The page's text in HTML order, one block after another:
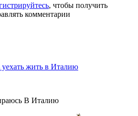
, чтобы получить
комментарии
уехать жить в Италию
В Италию